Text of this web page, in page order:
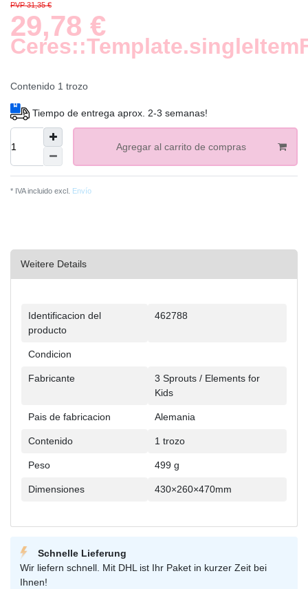
PVP 31,35 €
29,78 €
Contenido 1 trozo
Tiempo de entrega aprox. 2-3 semanas!
Agregar al carrito de compras
* IVA incluido excl. Envío
Weitere Details
Ceres::Template.singleItemTechnicalDataAttribute
Ceres::Template.singleItemTechnicalDataValue
Identificacion del
producto
462788
Condicion
Fabricante
3 Sprouts / Elements for
Kids
Pais de fabricacion Alemania
Contenido 1 trozo
Peso 499 g
Dimensiones 430×260×470mm
Schnelle Lieferung
Wir liefern schnell. Mit DHL ist Ihr Paket in kurzer Zeit bei
Ihnen!